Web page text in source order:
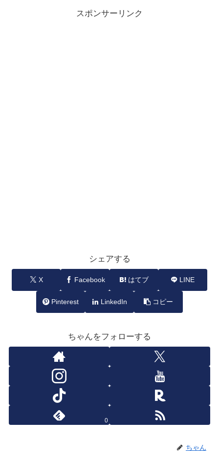
スポンサーリンク
シェアする
X Facebook はてブ LINE
Pinterest LinkedIn コピー
ちゃんをフォローする
0
ちゃん